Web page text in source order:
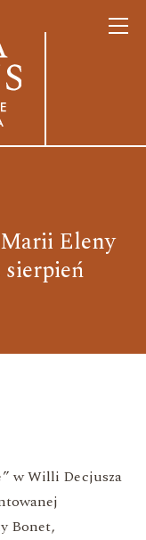
Eleny
w Willi Decjusza
Bonet,